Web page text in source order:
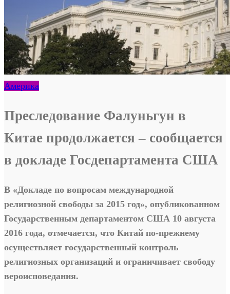
Америка
Преследование Фалуньгун в
Китае продолжается – сообщается
в докладе Госдепартамента США
В «Докладе по вопросам международной
религиозной свободы за 2015 год», опубликованном
Государственным департаментом США 10 августа
2016 года, отмечается, что Китай по-прежнему
осуществляет государственный контроль
религиозных организаций и ограничивает свободу
вероисповедания.